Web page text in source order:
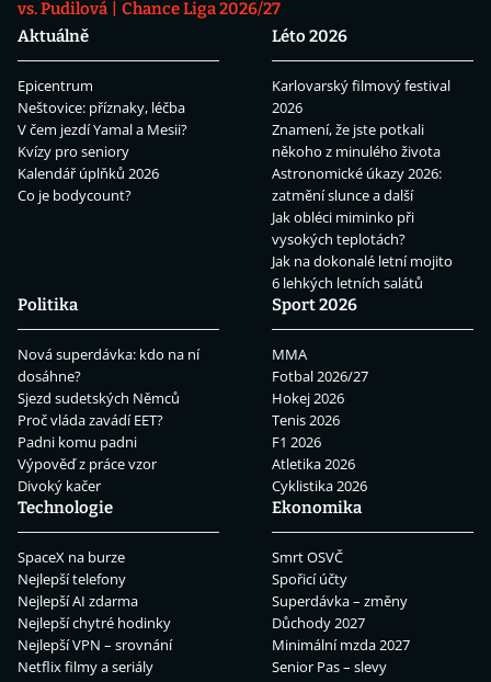
vs. Pudilová
Chance Liga 2026/27
Aktuálně
Epicentrum
Neštovice: příznaky, léčba
V čem jezdí Yamal a Mesii?
Kvízy pro seniory
Kalendář úplňků 2026
Co je bodycount?
Léto 2026
Karlovarský filmový festival
2026
Znamení, že jste potkali
někoho z minulého života
Astronomické úkazy 2026:
zatmění slunce a další
Jak obléci miminko při
vysokých teplotách?
Jak na dokonalé letní mojito
6 lehkých letních salátů
Politika
Nová superdávka: kdo na ní
dosáhne?
Sjezd sudetských Němců
Proč vláda zavádí EET?
Padni komu padni
Výpověď z práce vzor
Divoký kačer
Sport 2026
MMA
Fotbal 2026/27
Hokej 2026
Tenis 2026
F1 2026
Atletika 2026
Cyklistika 2026
Technologie
SpaceX na burze
Nejlepší telefony
Nejlepší AI zdarma
Nejlepší chytré hodinky
Nejlepší VPN – srovnání
Netflix filmy a seriály
Ekonomika
Smrt OSVČ
Spořicí účty
Superdávka – změny
Důchody 2027
Minimální mzda 2027
Senior Pas – slevy